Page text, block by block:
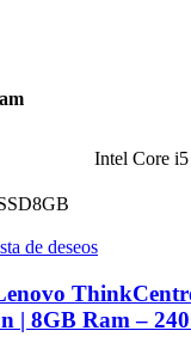
Intel Core
8GB
de deseos
| 8GB Ram –